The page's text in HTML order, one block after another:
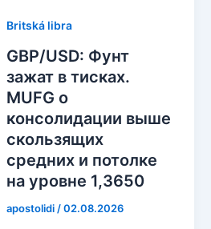
Britská libra
GBP/USD: Фунт
зажат в тисках.
MUFG о
консолидации выше
скользящих
средних и потолке
на уровне 1,3650
apostolidi /02.08.2026